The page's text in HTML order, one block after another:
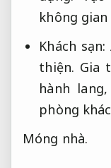
không
Khách sạn:
thiện. Gia
hành lang,
phòng
Móng nhà.